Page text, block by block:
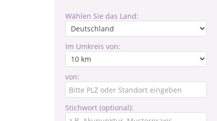
Wählen Sie das Land:
Im Umkreis von:
von:
Stichwort (optional):